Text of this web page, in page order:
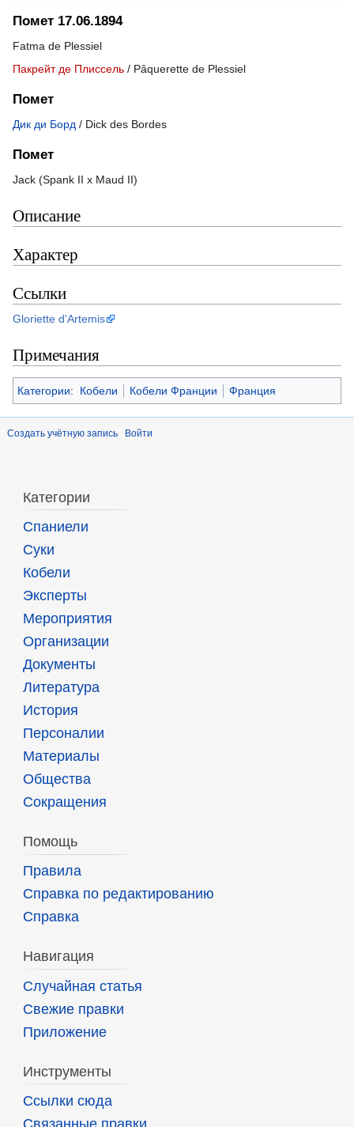
Помет 17.06.1894
Fatma de Plessiel
Пакрейт де Плиссель / Pâquerette de Plessiel
Помет
Дик ди Борд / Dick des Bordes
Помет
Jack (Spank II x Maud II)
Описание
Характер
Ссылки
Gloriette d'Artemis
Примечания
Категории: Кобели Кобели Франции Франция
Создать учётную запись Войти
Категории
Спаниели
Суки
Кобели
Эксперты
Мероприятия
Организации
Документы
Литература
История
Персоналии
Материалы
Общества
Сокращения
Помощь
Правила
Справка по редактированию
Справка
Навигация
Случайная статья
Свежие правки
Приложение
Инструменты
Ссылки сюда
Связанные правки